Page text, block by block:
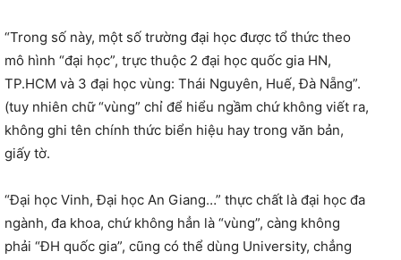
“Trong số này, một số trường đại học được tổ thức theo
mô hình “đại học”, trực thuộc 2 đại học quốc gia HN,
TP.HCM và 3 đại học vùng: Thái Nguyên, Huế, Đà Nẵng”.
(tuy nhiên chữ “vùng” chỉ để hiểu ngầm chứ không viết ra,
không ghi tên chính thức biển hiệu hay trong văn bản,
giấy tờ.
“Đại học Vinh, Đại học An Giang…” thực chất là đại học đa
ngành, đa khoa, chứ không hẳn là “vùng”, càng không
phải “ĐH quốc gia”, cũng có thể dùng University, chẳng